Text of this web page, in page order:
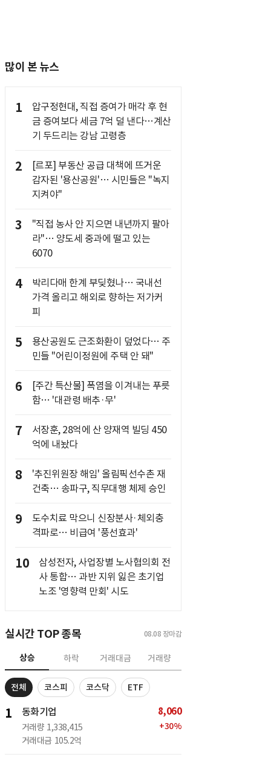
많이 본 뉴스
1
압구정현대, 직접 증여가 매각 후 현
금 증여보다 세금 7억 덜 낸다…계산
기 두드리는 강남 고령층
2
[르포] 부동산 공급 대책에 뜨거운
감자된 '용산공원'… 시민들은 "녹지
지켜야"
3
"직접 농사 안 지으면 내년까지 팔아
라"… 양도세 중과에 떨고 있는
6070
4
박리다매 한계 부딪혔나… 국내선
가격 올리고 해외로 향하는 저가커
피
5
용산공원도 근조화환이 덮었다… 주
민들 "어린이정원에 주택 안 돼"
6
[주간 특산물] 폭염을 이겨내는 푸릇
함… '대관령 배추·무'
7
서장훈, 28억에 산 양재역 빌딩 450
억에 내놨다
8
'추진위원장 해임' 올림픽선수촌 재
건축… 송파구, 직무대행 체제 승인
9
도수치료 막으니 신장분사·체외충
격파로… 비급여 '풍선효과'
10
삼성전자, 사업장별 노사협의회 전
사 통합… 과반 지위 잃은 초기업
노조 '영향력 만회' 시도
실시간 TOP 종목 08.08 장마감
상승 하락 거래대금 거래량
전체 코스피 코스닥 ETF
1 동화기업
거래량 1,338,415
거래대금 105.2억
8,060
+30%